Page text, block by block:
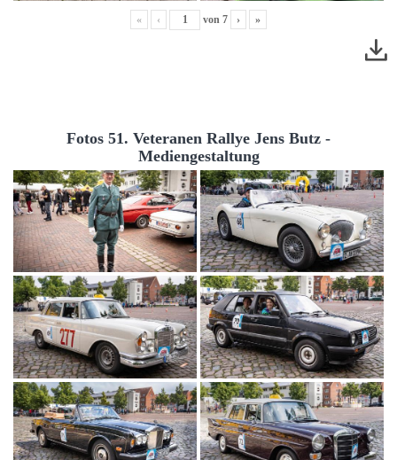
« ‹ von 7 › »
Fotos 51. Veteranen Rallye Jens Butz -
Mediengestaltung